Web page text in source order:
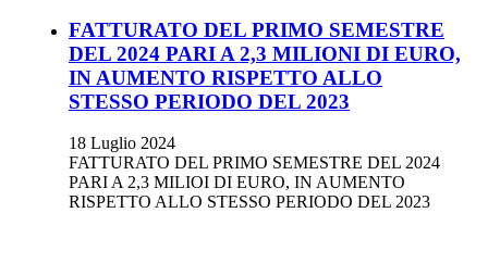
FATTURATO DEL PRIMO SEMESTRE
DEL 2024 PARI A 2,3 MILIONI DI EURO,
IN AUMENTO RISPETTO ALLO
STESSO PERIODO DEL 2023
18 Luglio 2024
FATTURATO DEL PRIMO SEMESTRE DEL 2024
PARI A 2,3 MILIOI DI EURO, IN AUMENTO
RISPETTO ALLO STESSO PERIODO DEL 2023